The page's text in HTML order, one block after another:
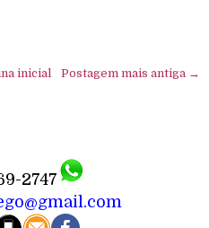
Postagem mais antiga →
inicial
2747